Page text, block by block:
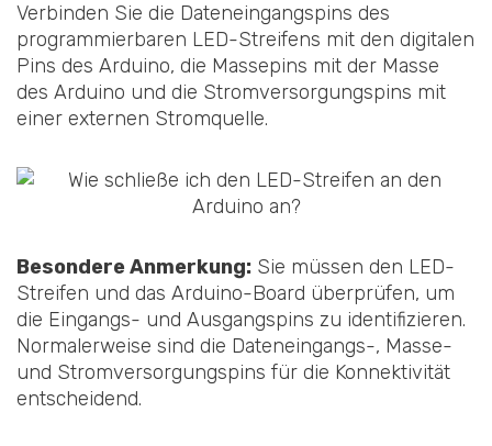
Verbinden Sie die Dateneingangspins des
programmierbaren LED-Streifens mit den digitalen
Pins des Arduino, die Massepins mit der Masse
des Arduino und die Stromversorgungspins mit
einer externen Stromquelle.
Besondere Anmerkung: Sie müssen den LED-
Streifen und das Arduino-Board überprüfen, um
die Eingangs- und Ausgangspins zu identifizieren.
Normalerweise sind die Dateneingangs-, Masse-
und Stromversorgungspins für die Konnektivität
entscheidend.